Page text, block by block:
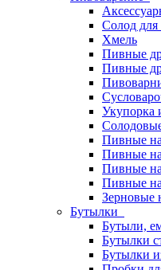
Солод для
Хмель
Пивные
Пивные
Укупорка
Пивные
Пивные
Пивные
Пивные
Зерновые
Бутылки
Бутыли,
Бутылки
Бутылки